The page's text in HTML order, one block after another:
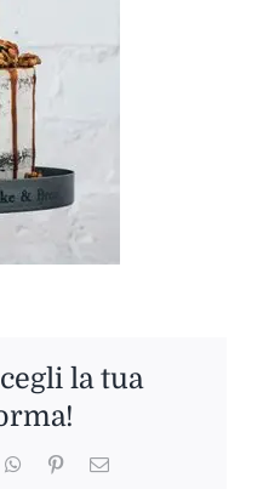
la tua
WhatsApp
PinterestEmail